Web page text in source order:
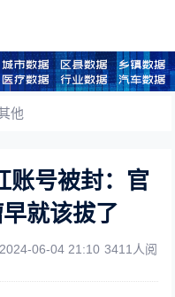
他
账号被封：官
就该拔了
06-04 21:10 3411人阅